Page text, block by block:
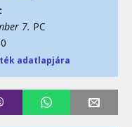
7. PC
adatlapjára